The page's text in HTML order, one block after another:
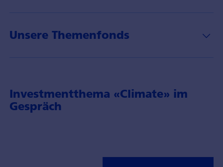
Unsere Themenfonds
Investmentthema «Climate» im
Gespräch